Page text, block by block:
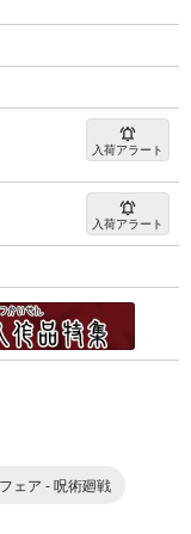
入荷アラート
入荷アラート
ェア - 呪術廻戦